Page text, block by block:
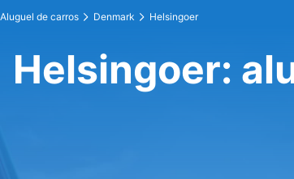
Aluguel de carros Denmark Helsingoer
Helsingoer: